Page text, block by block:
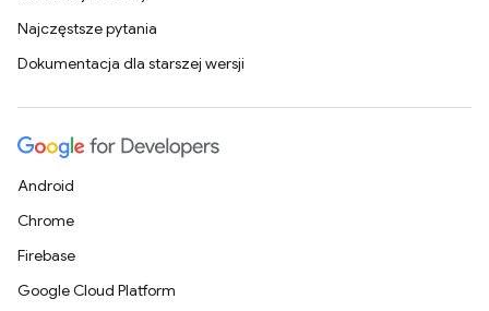
Najczęstsze pytania
Dokumentacja dla starszej wersji
Android
Chrome
Firebase
Google Cloud Platform